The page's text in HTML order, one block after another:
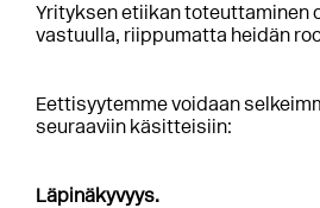
Yrityksen etiikan toteuttaminen
vastuulla, riippumatta heidän
Eettisyytemme voidaan
seuraaviin käsitteisiin:
Läpinäkyvyys.